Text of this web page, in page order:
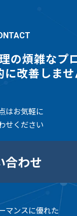
の煩雑なプ
改善しませ
はお気軽に
せください
合わせ
マンスに優れた